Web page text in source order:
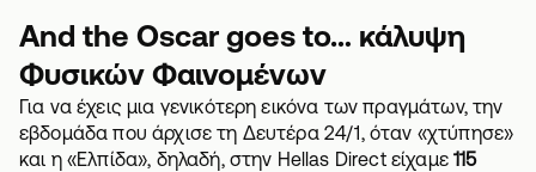
And the Oscar goes to… κάλυψη
Φυσικών Φαινομένων
Για να έχεις μια γενικότερη εικόνα των πραγμάτων, την
εβδομάδα που άρχισε τη Δευτέρα 24/1, όταν «χτύπησε»
και η «Ελπίδα», δηλαδή, στην Hellas Direct είχαμε115